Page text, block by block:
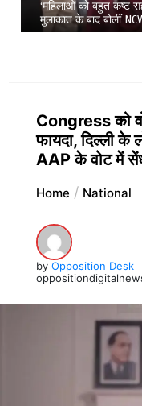
‘महिलाओं को बहुत कष्ट
मुलाकात के बाद बोलीं
Congress को
फायदा, दिल्ली के
AAP के वोट में
Home National
by Opposition Desk